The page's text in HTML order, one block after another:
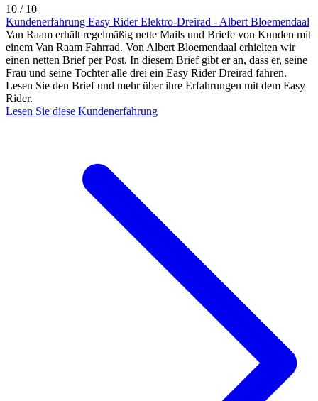
10 / 10
Kundenerfahrung Easy Rider Elektro-Dreirad - Albert Bloemendaal
Van Raam erhält regelmäßig nette Mails und Briefe von Kunden mit
einem Van Raam Fahrrad. Von Albert Bloemendaal erhielten wir
einen netten Brief per Post. In diesem Brief gibt er an, dass er, seine
Frau und seine Tochter alle drei ein Easy Rider Dreirad fahren.
Lesen Sie den Brief und mehr über ihre Erfahrungen mit dem Easy
Rider.
Lesen Sie diese Kundenerfahrung